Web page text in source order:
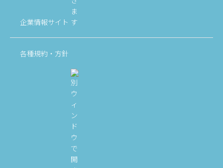
企業情報サイト
各種規約・方針